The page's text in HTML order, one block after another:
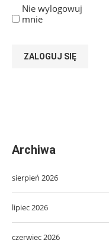
Nie wylogowuj
mnie
ZALOGUJ SIĘ
Archiwa
sierpień 2026
lipiec 2026
czerwiec 2026